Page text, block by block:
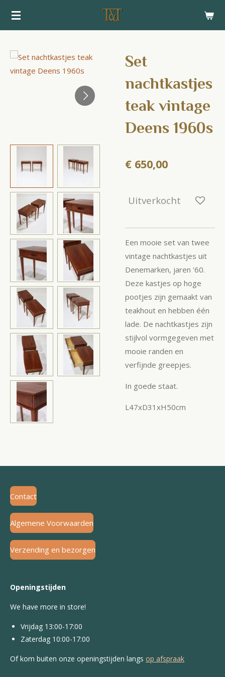
Ga
de
Set
nachtkastjes
teak vintage
Deens 1960s
€ 650,00
Uitverkocht
Een mooie set van twee
vintage nachtkastjes uit
Denemarken, jaren '60.
Deze kastjes op hoge
pootjes zijn gemaakt van
teakhout en hebben één
lade. De nachtkastjes zijn
stijlvol vormgegeven met
mooie randen en
verfijnde greepjes.
In goede staat.
L47xD31xH50cm
Contact
Algemene Voorwaarden
Verzending en bezorgen
Openingstijden
We have more in store!
Vrijdag 13:00-17:00
Zaterdag 10:00-17:00
Of kom buiten onze openingstijden langs op afspraak